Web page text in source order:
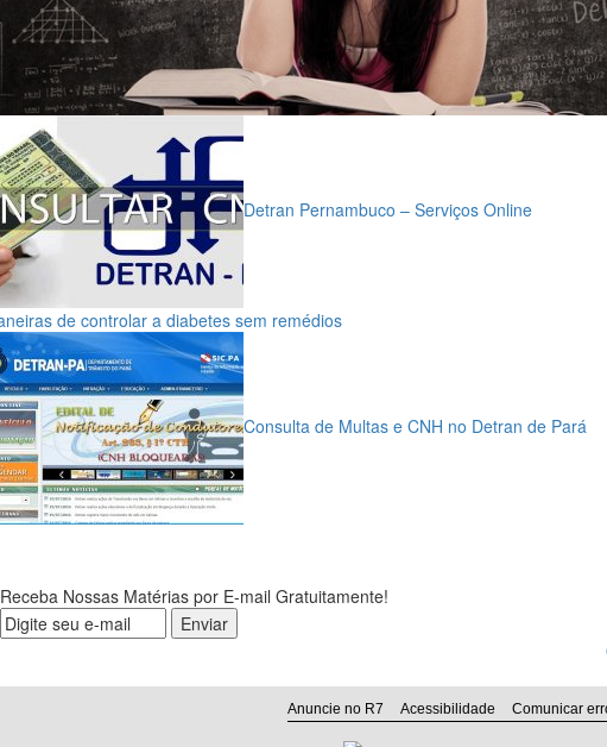
Detran Pernambuco – Serviços Online
de controlar a diabetes sem remédios
Consulta de Multas e CNH no Detran de Pará
Receba Nossas Matérias por E-mail Gratuitamente!
Anuncie no R7 Acessibilidade Comunicar